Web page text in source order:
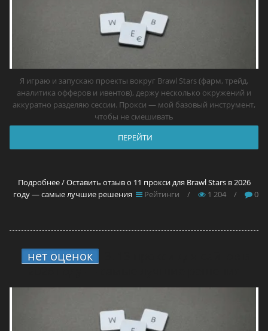
Я играю и запускаю проекты вокруг Brawl Stars (фарм, трейд,
аналитика офферов и ивентов), держу несколько окружений и
аккуратно разделяю сессии. Прокси — мой базовый инструмент,
чтобы не смешивать
ПЕРЕЙТИ
Подробнее / Оставить отзыв о 11 прокси для Brawl Stars в 2026
году — самые лучшие решения
Рейтинги / 1 204 / 0
нет оценок